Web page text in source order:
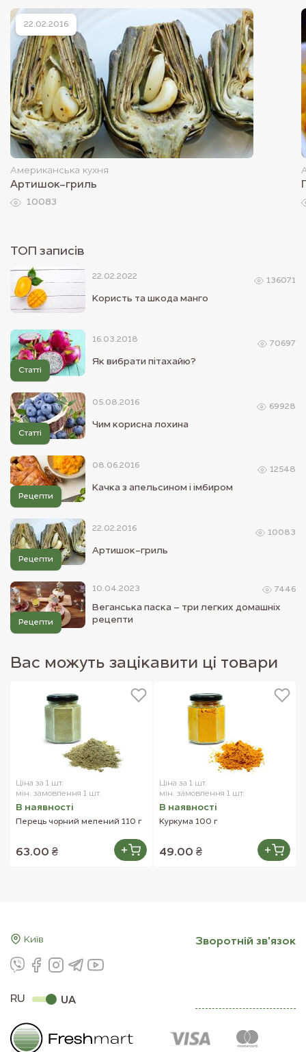
22.02.2016
Американська кухня
Артишок-гриль
10083
ТОП записiв
22.02.2022
Користь та шкода манго
136071
16.03.2018
Статті
Як вибрати пітахайю?
70697
05.08.2016
Статті
Чим корисна лохина
69928
08.06.2016
Рецепти
Качка з апельсином і імбиром
12548
22.02.2016
Рецепти
Артишок-гриль
10083
10.04.2023
Рецепти
Веганська паска – три легких домашніх
рецепти
7446
Вас можуть зацікавити ці товари
Ціна за 1 шт.
мін. замовлення 1 шт.
В наявностi
Перець чорний мелений 110 г
63.00 ₴
Ціна за 1 шт.
мін. замовлення 1 шт.
В наявностi
Куркума 100 г
49.00 ₴
Київ
RU UA
Зворотнiй зв'язок